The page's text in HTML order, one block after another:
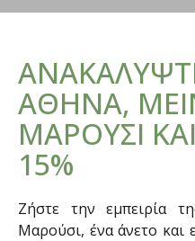
ΑΘΗΝΑ,
ΜΑΡΟΥΣΙ
15%
Ζήστε την εμπειρία
Μαρούσι, ένα άνετο και